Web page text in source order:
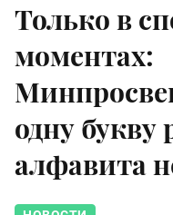
Только в
моментах:
одну букву
алфавита